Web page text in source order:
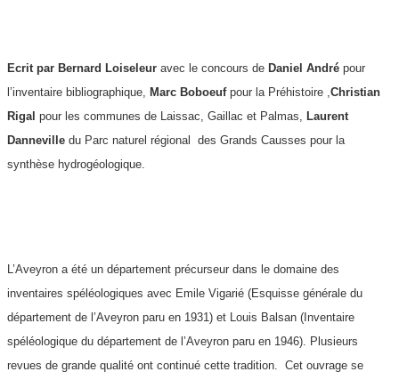
Ecrit par Bernard Loiseleur avec le concours de Daniel André pour
l’inventaire bibliographique, Marc Boboeufpour la Préhistoire ,Christian
Rigal pour les communes de Laissac, Gaillac et Palmas, Laurent
Danneville du Parc naturel régional des Grands Causses pour la
synthèse hydrogéologique.
L’Aveyron a été un département précurseur dans le domaine des
inventaires spéléologiques avec Emile Vigarié (Esquisse générale du
département de l’Aveyron paru en 1931) et Louis Balsan (Inventaire
spéléologique du département de l’Aveyron paru en 1946). Plusieurs
revues de grande qualité ont continué cette tradition. Cet ouvrage se